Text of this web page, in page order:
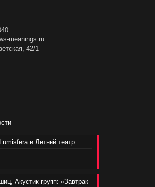
meanings.ru
42/1
и Летний театр…
Акустик групп: «Завтрак